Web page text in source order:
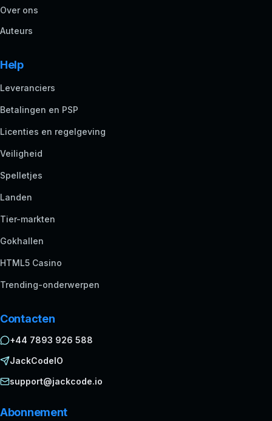
Over ons
Auteurs
Help
Leveranciers
Betalingen en PSP
Licenties en regelgeving
Veiligheid
Spelletjes
Landen
Tier-markten
Gokhallen
HTML5 Casino
Trending-onderwerpen
Contacten
+44 7893 926 588
JackCodeIO
support@jackcode.io
Abonnement